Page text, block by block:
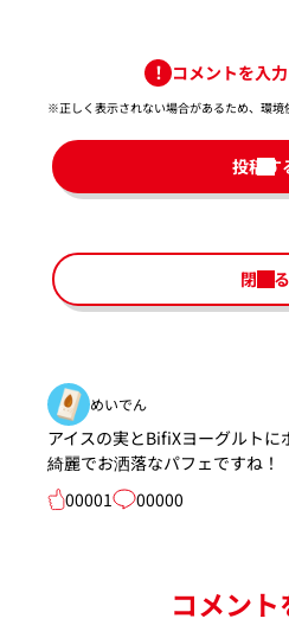
コメントを入
※正しく表示されない場合があるため、環境
投稿す
閉じる
めいでん
アイスの実とBifiXヨーグルトに
綺麗でお洒落なパフェですね！
00001
00000
コメン